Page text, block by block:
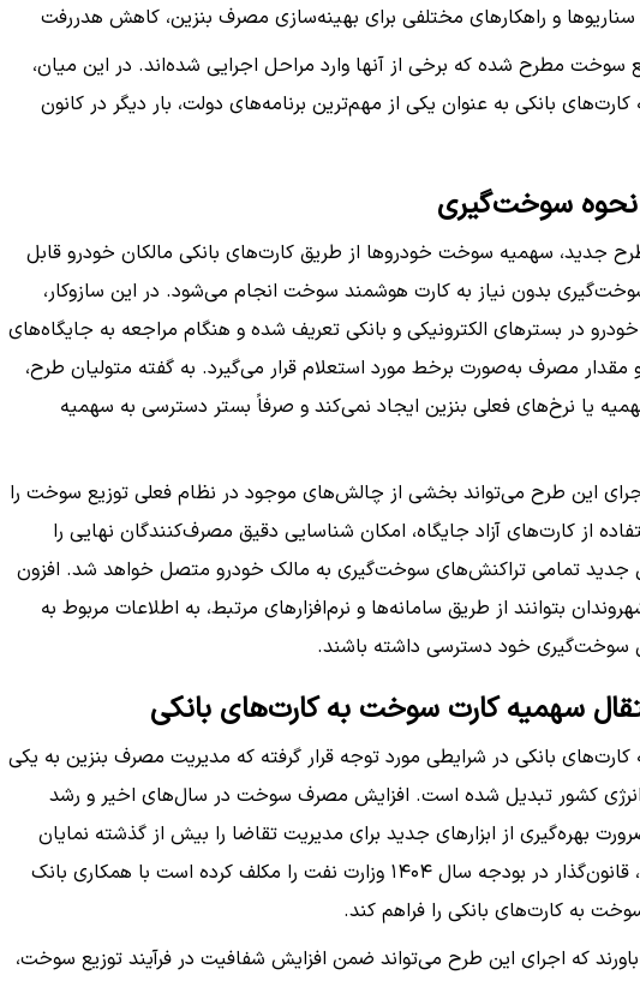
سناریوها و راهکارهای مختلفی برای بهینه‌سازی مصرف بنزین، کاهش هدررفت
سوخت مطرح شده که برخی از آنها وارد مراحل اجرایی شده‌اند. در این میان،
بانکی به عنوان یکی از مهم‌ترین برنامه‌های دولت، بار دیگر در کانون
نحوه سوخت‌گیری
جدید، سهمیه سوخت خودروها از طریق کارت‌های بانکی مالکان خودرو قابل
بدون نیاز به کارت هوشمند سوخت انجام می‌شود. در این سازوکار،
در بسترهای الکترونیکی و بانکی تعریف شده و هنگام مراجعه به جایگاه‌های
مصرف به‌صورت برخط مورد استعلام قرار می‌گیرد. به گفته متولیان طرح،
یا نرخ‌های فعلی بنزین ایجاد نمی‌کند و صرفاً بستر دسترسی به سهمیه
این طرح می‌تواند بخشی از چالش‌های موجود در نظام فعلی توزیع سوخت را
از کارت‌های آزاد جایگاه، امکان شناسایی دقیق مصرف‌کنندگان نهایی را
جدید تمامی تراکنش‌های سوخت‌گیری به مالک خودرو متصل خواهد شد. افزون
بتوانند از طریق سامانه‌ها و نرم‌افزارهای مرتبط، به اطلاعات مربوط به
سوخت‌گیری خود دسترسی داشته باشند.
سهمیه کارت سوخت به کارت‌های بانکی
بانکی در شرایطی مورد توجه قرار گرفته که مدیریت مصرف بنزین به یکی
کشور تبدیل شده است. افزایش مصرف سوخت در سال‌های اخیر و رشد
بهره‌گیری از ابزارهای جدید برای مدیریت تقاضا را بیش از گذشته نمایان
کرده است. در همین چارچوب، قانون‌گذار در بودجه سال ۱۴۰۴ وزارت نفت را مکلف کرده است با همکاری بانک
به کارت‌های بانکی را فراهم کند.
باورند که اجرای این طرح می‌تواند ضمن افزایش شفافیت در فرآیند توزیع سوخت،